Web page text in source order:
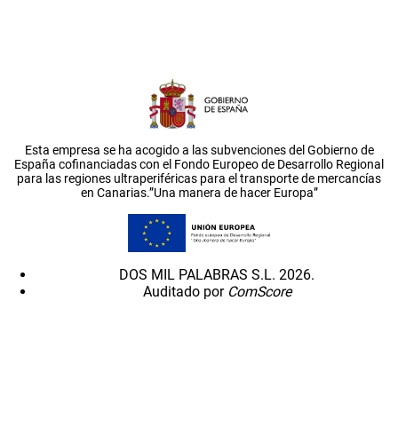
Esta empresa se ha acogido a las subvenciones del Gobierno de
España cofinanciadas con el Fondo Europeo de Desarrollo Regional
para las regiones ultraperiféricas para el transporte de mercancías
en Canarias.”Una manera de hacer Europa”
DOS MIL PALABRAS S.L. 2026.
Auditado por ComScore